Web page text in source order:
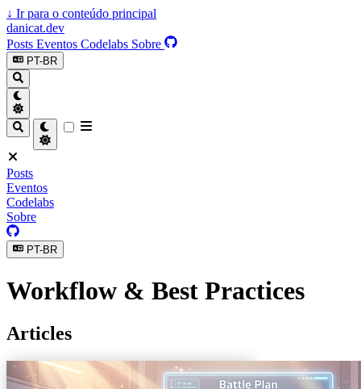
↓ Ir para o conteúdo principal
danicat.dev
Posts Eventos Codelabs Sobre
PT-BR
Posts
Eventos
Codelabs
Sobre
PT-BR
Workflow & Best Practices
Articles